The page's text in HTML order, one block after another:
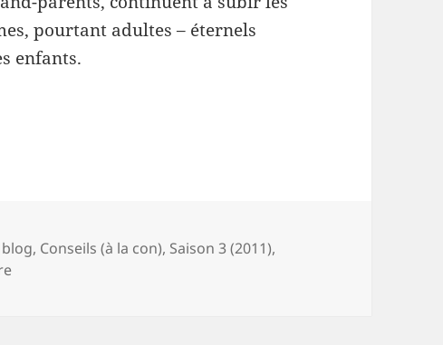
pourtant adultes – éternels
enfants.
Mots-
clés
blog, Conseils (à la con), Saison 3 (2011),
sur 90-10